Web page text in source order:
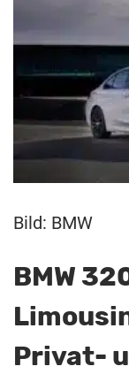
Bild: BMW
BMW
Privat-